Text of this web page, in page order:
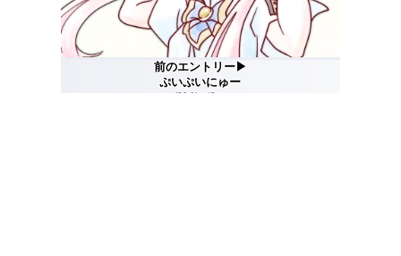
前のエントリー▶
ぷいぷいにゅー
'21 Nov/2